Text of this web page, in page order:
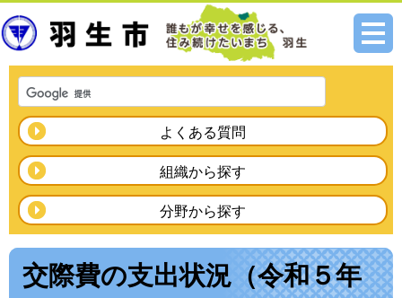
メニ
よくある質問
組織から探す
分野から探す
交際費の支出状況（令和５年